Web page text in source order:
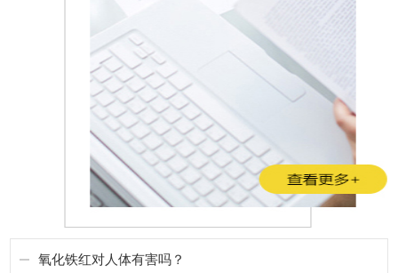
氧化铁红对人体有害吗？